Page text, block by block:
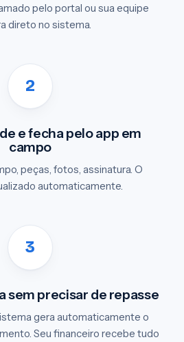
pelo portal ou sua equipe
direto no sistema.
e fecha pelo app em
campo
peças, fotos, assinatura. O
automaticamente.
sem precisar de repasse
gera automaticamente o
Seu financeiro recebe tudo